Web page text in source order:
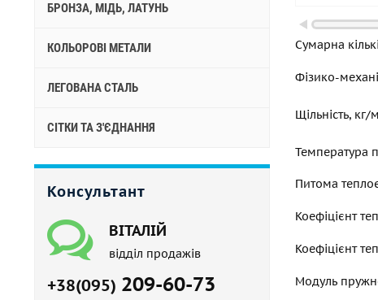
БРОНЗА, МІДЬ, ЛАТУНЬ
КОЛЬОРОВІ МЕТАЛИ
ЛЕГОВАНА СТАЛЬ
СІТКИ ТА З'ЄДНАННЯ
Консультант
ВІТАЛІЙ
відділ продажів
+38(095) 209-60-73
Сумарна
Фізико-
Щільність, кг/м
Температура
Питома
Коефіцієнт
Коефіцієнт
Модуль